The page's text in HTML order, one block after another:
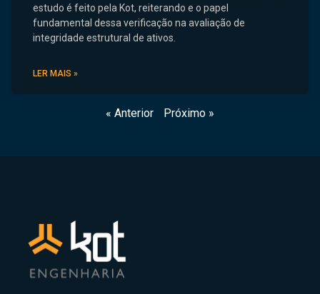
estudo é feito pela Kot, reiterando e o papel
fundamental dessa verificação na avaliação de
integridade estrutural de ativos.
LER MAIS »
« Anterior Próximo »